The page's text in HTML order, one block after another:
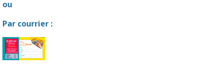
ou
Par courrier :